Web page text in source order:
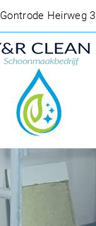
Gontrode Heirweg